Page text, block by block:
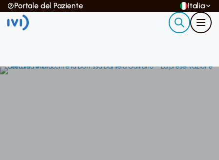
Portale del Paziente Italia